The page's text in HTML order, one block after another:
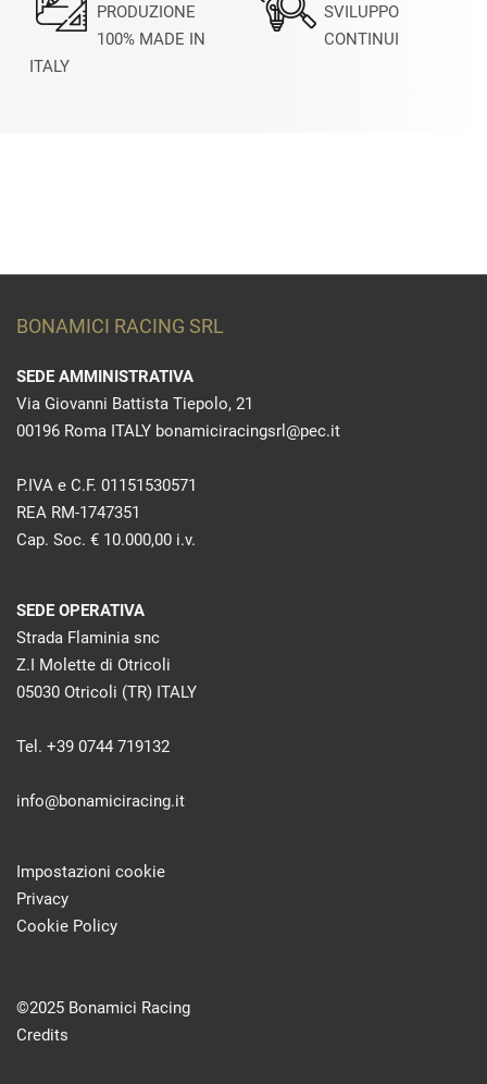
PRODUZIONE
100% MADE IN
ITALY
SVILUPPO
CONTINUI
BONAMICI RACING SRL
SEDE AMMINISTRATIVA
Via Giovanni Battista Tiepolo, 21
00196 Roma ITALY bonamiciracingsrl@pec.it
P.IVA e C.F. 01151530571
REA RM-1747351
Cap. Soc. € 10.000,00 i.v.
SEDE OPERATIVA
Strada Flaminia snc
Z.I Molette di Otricoli
05030 Otricoli (TR) ITALY
Tel. +39 0744 719132
info@bonamiciracing.it
Impostazioni cookie
Privacy
Cookie Policy
©2025 Bonamici Racing
Credits